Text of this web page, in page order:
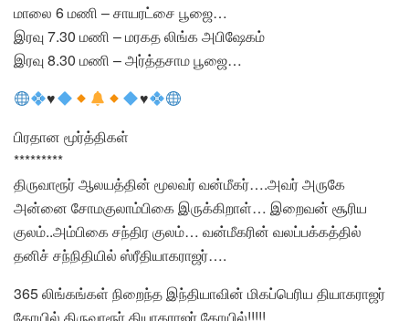
மாலை 6 மணி – சாயரட்சை பூஜை…
இரவு 7.30 மணி – மரகத லிங்க அபிஷேகம்
இரவு 8.30 மணி – அர்த்தசாம பூஜை…
♥️
♥️
பிரதான மூர்த்திகள்
*********
திருவாரூர் ஆலயத்தின் மூலவர் வன்மீகர்….அவர் அருகே
அன்னை சோமகுலாம்பிகை இருக்கிறாள்… இறைவன் சூரிய
குலம்..அம்பிகை சந்திர குலம்… வன்மீகரின் வலப்பக்கத்தில்
தனிச் சந்நிதியில் ஸ்ரீதியாகராஜர்….
365 லிங்கங்கள் நிறைந்த இந்தியாவின் மிகப்பெரிய தியாகராஜர்